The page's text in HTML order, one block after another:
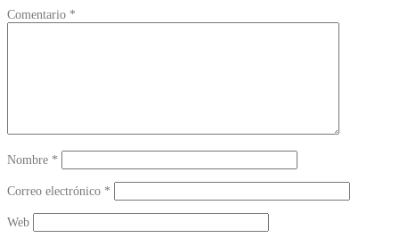
Comentario *
Nombre *
Correo electrónico *
Web